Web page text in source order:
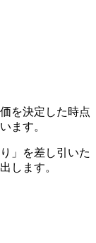
を決定した時点
ます。
」を差し引いた
します。